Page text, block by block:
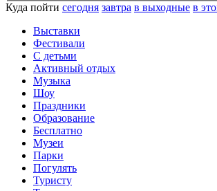
Куда пойти сегодня завтра в выходные в
Выставки
Фестивали
С детьми
Активный отдых
Музыка
Шоу
Праздники
Образование
Бесплатно
Музеи
Парки
Погулять
Туристу